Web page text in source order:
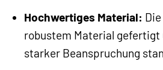
Hochwertiges Material:
robustem Material gefertigt
starker Beanspruchung